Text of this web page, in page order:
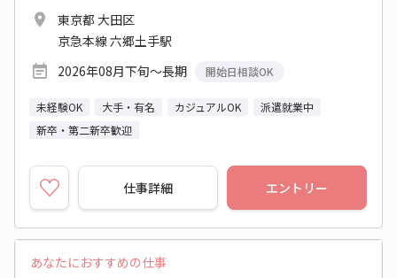
東京都 大田区
京急本線 六郷土手駅
2026年08月下旬～長期
開始日相談OK
未経験OK 大手・有名 カジュアルOK
派遣就業中
新卒・第二新卒歓迎
仕事詳細 エントリー
あなたにおすすめの仕事